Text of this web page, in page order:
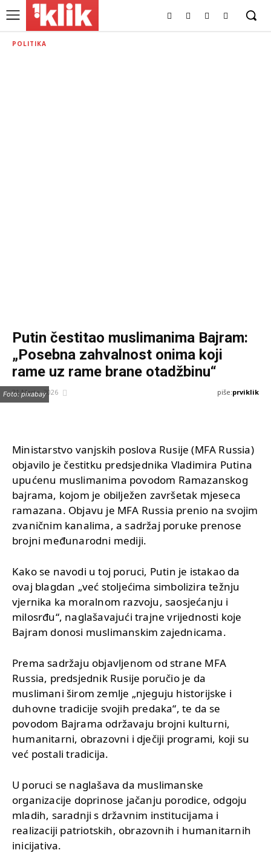
POLITIKA
Putin čestitao muslimanima Bajram:
„Posebna zahvalnost onima koji
rame uz rame brane otadžbinu“
21 Marta, 2026 piše:prviklik
Foto: pixabay
Ministarstvo vanjskih poslova Rusije (MFA Russia)
objavilo je čestitku predsjednika Vladimira Putina
upućenu muslimanima povodom Ramazanskog
bajrama, kojom je obilježen završetak mjeseca
ramazana. Objavu je MFA Russia prenio na svojim
zvaničnim kanalima, a sadržaj poruke prenose
brojni međunarodni mediji.
Kako se navodi u toj poruci, Putin je istakao da
ovaj blagdan „već stoljećima simbolizira težnju
vjernika ka moralnom razvoju, saosjećanju i
milosrđu“, naglašavajući trajne vrijednosti koje
Bajram donosi muslimanskim zajednicama.
Prema sadržaju objavljenom od strane MFA
Russia, predsjednik Rusije poručio je da
muslimani širom zemlje „njeguju historijske i
duhovne tradicije svojih predaka“, te da se
povodom Bajrama održavaju brojni kulturni,
humanitarni, obrazovni i dječiji programi, koji su
već postali tradicija.
U poruci se naglašava da muslimanske
organizacije doprinose jačanju porodice, odgoju
mladih, saradnji s državnim institucijama i
realizaciji patriotskih, obrazovnih i humanitarnih
inicijativa.